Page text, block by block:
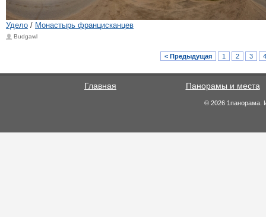
Удело / Монастырь францисканцев
Budgawl
< Предыдущая 1 2 3 4
Главная Панорамы и места
© 2026 1панорама.